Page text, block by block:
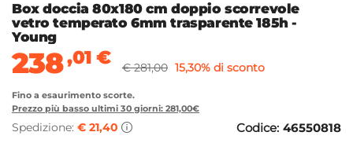
Box doccia 80x180 cm doppio scorrevole
vetro temperato 6mm trasparente 185h -
Young
238,01 € € 281,00 15,30% di sconto
Fino a esaurimento scorte.
Prezzo più basso ultimi 30 giorni: 281,00€
Spedizione: € 21,40 Codice: 46550818